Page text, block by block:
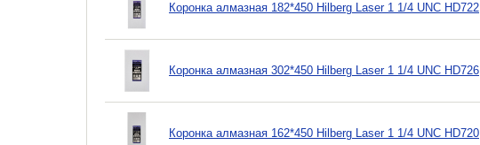
Коронка алмазная 182*450 Hilberg Laser 1 1/4 UNC HD722
Коронка алмазная 302*450 Hilberg Laser 1 1/4 UNC HD726
Коронка алмазная 162*450 Hilberg Laser 1 1/4 UNC HD720